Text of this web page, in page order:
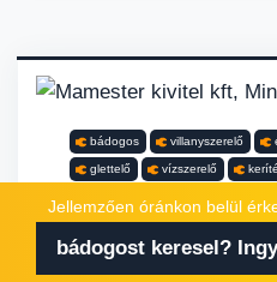
bádogos villanyszerelő
glettelő vízszerelő
MAMESTER
MUNKA
Kiszállok egész
Jellemzően óránkon belül
bádogost keresel?